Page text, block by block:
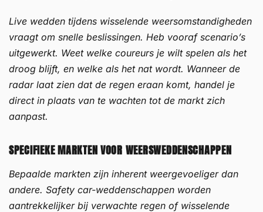
Live wedden tijdens wisselende weersomstandigheden
vraagt om snelle beslissingen. Heb vooraf scenario’s
uitgewerkt. Weet welke coureurs je wilt spelen als het
droog blijft, en welke als het nat wordt. Wanneer de
radar laat zien dat de regen eraan komt, handel je
direct in plaats van te wachten tot de markt zich
aanpast.
SPECIFIEKE MARKTEN VOOR WEERSWEDDENSCHAPPEN
Bepaalde markten zijn inherent weergevoeliger dan
andere. Safety car-weddenschappen worden
aantrekkelijker bij verwachte regen of wisselende